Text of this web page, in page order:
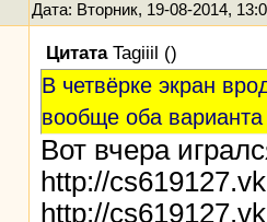
Дата: Вторник, 19-08-2014,
Цитата Tagiiil ()
В четвёрке экран
вообще оба
Вот вчера
http://
http://